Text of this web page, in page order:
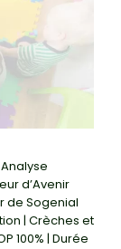
d’Avenir
de Sogenial
| Crèches et
100% | Durée